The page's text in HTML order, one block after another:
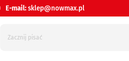
E-mail:sklep@nowmax.pl